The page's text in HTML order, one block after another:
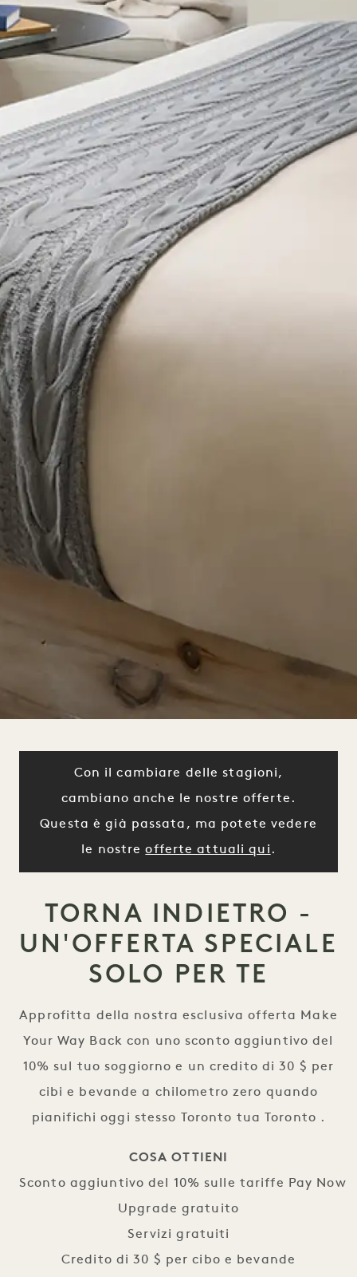
Con il cambiare delle stagioni,
cambiano anche le nostre offerte.
Questa è già passata, ma potete vedere
le nostreofferte attuali qui .
TORNA INDIETRO -
UN'OFFERTA SPECIALE
SOLO PER TE
Approfitta della nostra esclusiva offerta Make
Your Way Back con uno sconto aggiuntivo del
10% sul tuo soggiorno e un credito di 30 $ per
cibi e bevande a chilometro zero quando
pianifichi oggi stesso Toronto tua Toronto .
COSA OTTIENI
Sconto aggiuntivo del 10% sulle tariffe Pay Now
Upgrade gratuito
Servizi gratuiti
Credito di 30 $ per cibo e bevande